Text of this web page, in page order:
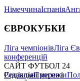
НімеччинаІспанія
ЄВРОКУБКИ
Ліга чемпіонівЛіга
конференцій
САЙТ ФУТБОЛ 24
РедакціяПрогнози
Соціальні мережі